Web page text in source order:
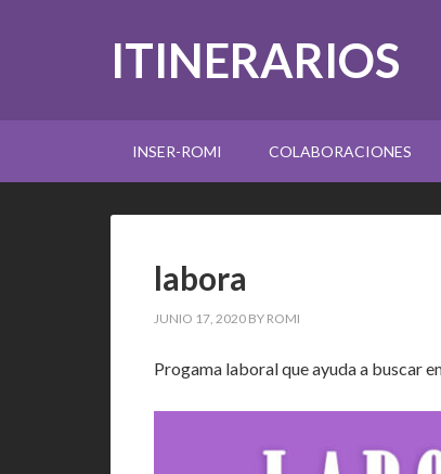
ITINERARIOS
INSER-ROMI COLABORACIONES
labora
JUNIO 17, 2020 BY ROMI
Progama laboral que ayuda a buscar